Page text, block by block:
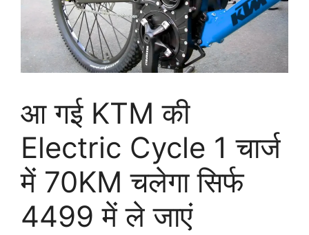
आ गई KTM की
Electric Cycle 1 चार्ज
में 70KM चलेगा सिर्फ
4499 में ले जाएं